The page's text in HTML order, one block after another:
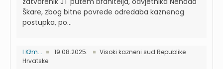
Škare, zbog bitne povrede odredaba kaznenog
postupka, po...
I Kžm... 19.08.2025.
Visoki kazneni sud Republike
Hrvatske